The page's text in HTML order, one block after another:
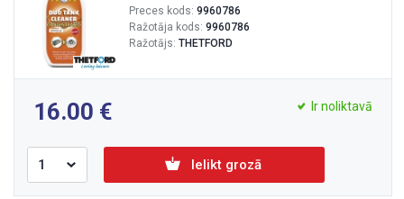
Preces kods: 9960786
Ražotāja kods: 9960786
Ražotājs: THETFORD
16.00 Ir noliktavā
Ielikt grozā